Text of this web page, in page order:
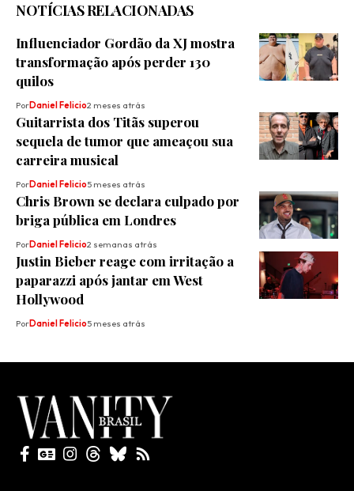
NOTÍCIAS RELACIONADAS
Influenciador Gordão da XJ mostra
transformação após perder 130
quilos
PorDaniel Felicio2 meses atrás
Guitarrista dos Titãs superou
sequela de tumor que ameaçou sua
carreira musical
PorDaniel Felicio5 meses atrás
Chris Brown se declara culpado por
briga pública em Londres
PorDaniel Felicio2 semanas atrás
Justin Bieber reage com irritação a
paparazzi após jantar em West
Hollywood
PorDaniel Felicio5 meses atrás